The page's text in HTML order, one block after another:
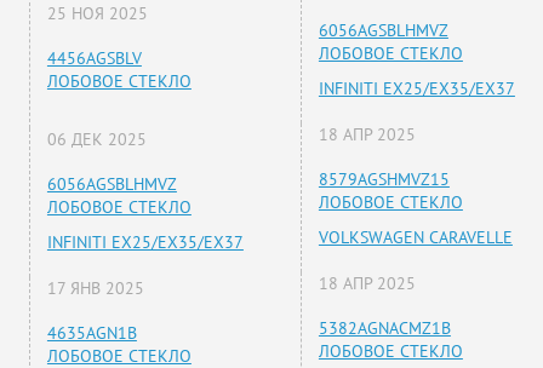
25 НОЯ 2025
4456AGSBLV
ЛОБОВОЕ СТЕКЛО
06 ДЕК 2025
6056AGSBLHMVZ
ЛОБОВОЕ СТЕКЛО
INFINITI EX25/EX35/EX37
17 ЯНВ 2025
4635AGN1B
ЛОБОВОЕ СТЕКЛО
6056AGSBLHMVZ
ЛОБОВОЕ СТЕКЛО
INFINITI EX25/EX35/EX37
18 АПР 2025
8579AGSHMVZ15
ЛОБОВОЕ СТЕКЛО
VOLKSWAGEN CARAVELLE
18 АПР 2025
5382AGNACMZ1B
ЛОБОВОЕ СТЕКЛО